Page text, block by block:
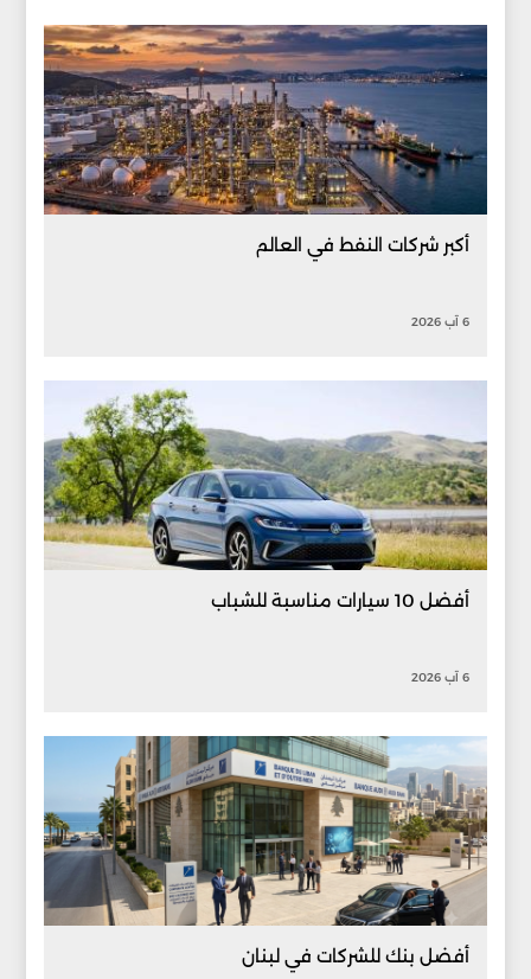
أكبر شركات النفط في العالم
6 آب 2026
أفضل 10 سيارات مناسبة للشباب
6 آب 2026
أفضل بنك للشركات في لبنان